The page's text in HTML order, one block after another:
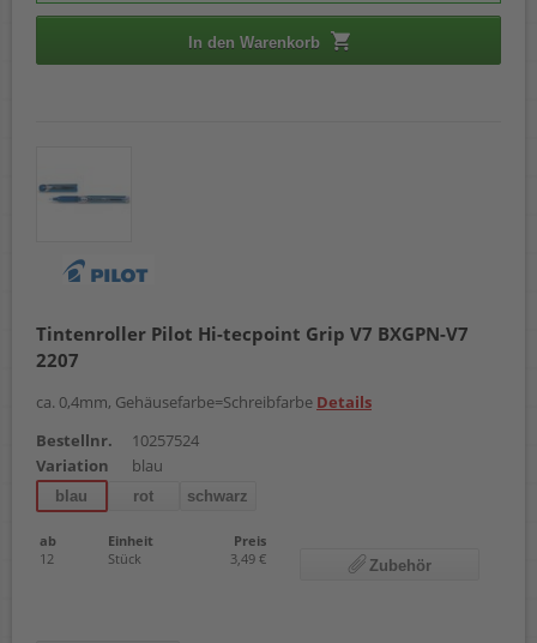
In den Warenkorb
Tintenroller Pilot Hi-tecpoint Grip V7 BXGPN-V7
2207
ca. 0,4mm, Gehäusefarbe=Schreibfarbe Details
Bestellnr.
10257524
Variation
blau
blau rot schwarz
ab Einheit
Preis
12
Stück 3,49 € Zubehör